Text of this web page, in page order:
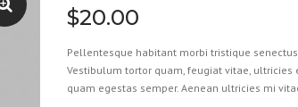
$20.00
Pellentesque habitant morbi tristique
Vestibulum tortor quam, feugiat vitae,
quam egestas semper. Aenean ultricies mi